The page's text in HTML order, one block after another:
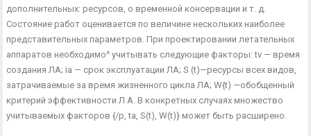
дополнительных: ресурсов, о временной консервации и т. д.
Состояние работ оцени­вается по величине нескольких наиболее
представительных пара­метров. При проектировании летательных
аппаратов необходимо^ учитывать следующие факторы: tv — время
создания ЛА; ia — срок эксплуатации ЛА; S (t)—ресурсы всех видов,
затрачиваемые за время жизненного цикла ЛА; W{t) —обобщенный
критерий эффек­тивности Л А. В конкретных случаях множество
учитываемых фак­торов {/р, ta, S(t), W(t)} может быть расширено.